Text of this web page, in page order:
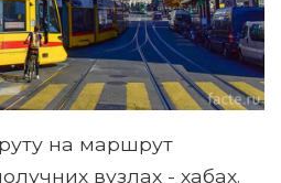
на маршрут
вузлах - хабах.